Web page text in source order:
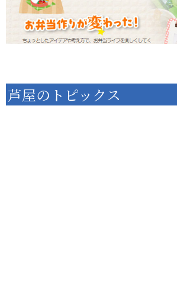
芦屋のトピックス